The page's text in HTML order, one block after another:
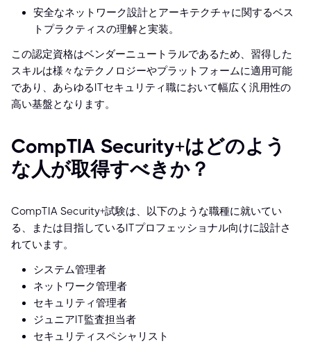
安全なネットワーク設計とアーキテクチャに関するベス
トプラクティスの理解と実装。
この認定資格はベンダーニュートラルであるため、習得した
スキルは様々なテクノロジーやプラットフォームに適用可能
であり、あらゆるITセキュリティ職において幅広く汎用性の
高い基盤となります。
CompTIA Security+はどのよう
な人が取得すべきか？
CompTIA Security+試験は、以下のような職種に就いてい
る、または目指しているITプロフェッショナル向けに設計さ
れています。
システム管理者
ネットワーク管理者
セキュリティ管理者
ジュニアIT監査担当者
セキュリティスペシャリスト